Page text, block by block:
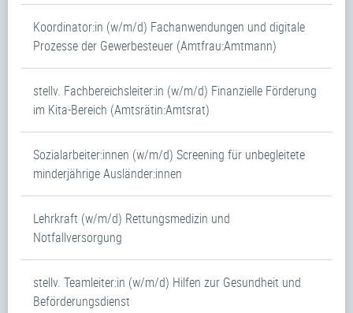
Koordinator:in (w/m/d) Fachanwendungen und digitale
Prozesse der Gewerbesteuer (Amtfrau:Amtmann)
stellv. Fachbereichsleiter:in (w/m/d) Finanzielle Förderung
im Kita-Bereich (Amtsrätin:Amtsrat)
Sozialarbeiter:innen (w/m/d) Screening für unbegleitete
minderjährige Ausländer:innen
Lehrkraft (w/m/d) Rettungsmedizin und
Notfallversorgung
stellv. Teamleiter:in (w/m/d) Hilfen zur Gesundheit und
Beförderungsdienst